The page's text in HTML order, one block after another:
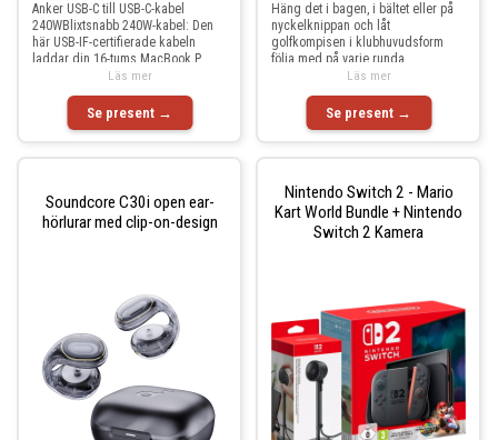
Anker USB-C till USB-C-kabel
240WBlixtsnabb 240W-kabel: Den
här USB-IF-certifierade kabeln
laddar din 16-tums MacBook P
Se present →
Läs mer
Häng det i bagen, i bältet eller på
nyckelknippan och låt
golfkompisen i klubhuvudsform
följa med på varje runda.
Se present →
Läs mer
Soundcore C30i open ear-
hörlurar med clip-on-design
Nintendo Switch 2 - Mario
Kart World Bundle + Nintendo
Switch 2 Kamera